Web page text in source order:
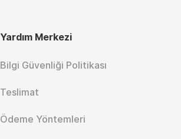
Yardım Merkezi
Bilgi Güvenliği Politikası
Teslimat
Ödeme Yöntemleri